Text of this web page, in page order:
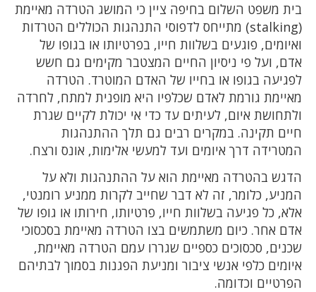
בית משפט השלום בחיפה ציין כי המושג הטרדה מאיימת
(stalking) מתייחס לדפוסי התנהגות הכוללים הטרדות
ואיומים, פוגעים בשלוות חייו, בפרטיותו או בגופו של
אדם, ועל פי ניסיון החיים המצטבר מקימים גם חשש
לפגיעה בגופו או בחייו של האדם המוטרד. הטרדה
מאיימת גורמת לאדם שכלפיו היא מופנית למתח, לחרדה
ולתחושת איום, לעיתים עד כדי אי יכולת לקיים שגרת
חיים תקינה. במקרים רבים גם תלך ההתנהגות
המטרידה דרך איומים ועד למעשי אלימות, אונס ורצח.
הדגש בהטרדה מאיימת הוא על ההתנהגות ולא על
המניע, כלומר, זה לא דבר שחייב לקרות ממניע רומנטי,
אלא, כל פגיעה בשלוות חייו, פרטיותו, חירותו או גופו של
אדם אחר. כיום משתמשים בצו הטרדה מאיימת בסכסוכי
שכנים, סכסוכים כספיים שגררו עמם הטרדה מאיימת,
איומים כלפי אנשי ציבור ומניעת הפגנות בסמוך לבתיהם
הפרטיים וכדומה.